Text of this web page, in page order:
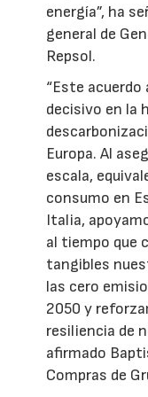
energía”, ha
general de
Repsol.
“Este acuerdo
decisivo en la
Europa. Al
escala,
consumo en
Italia,
al tiempo que
tangibles
las cero
2050 y
resiliencia de
afirmado
Compras de